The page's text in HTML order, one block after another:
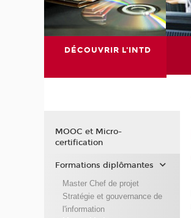
DÉCOUVRIR L'INTD
MOOC et Micro-
certification
Formations diplômantes
Master Chef de projet
Stratégie et gouvernance de
l'information